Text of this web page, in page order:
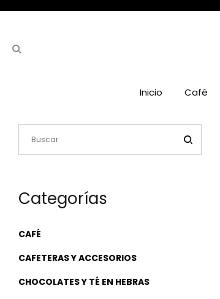
Inicio Café
Categorías
CAFÉ
CAFETERAS Y ACCESORIOS
CHOCOLATES Y TÉ EN HEBRAS